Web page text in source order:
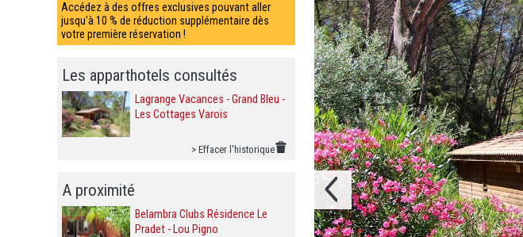
Accédez à des offres exclusives pouvant aller
jusqu'à 10 % de réduction supplémentaire dès
votre première réservation !
Les apparthotels consultés
Lagrange Vacances - Grand Bleu -
Les Cottages Varois
> Effacer l'historique
A proximité
Belambra Clubs Résidence Le
Pradet - Lou Pigno